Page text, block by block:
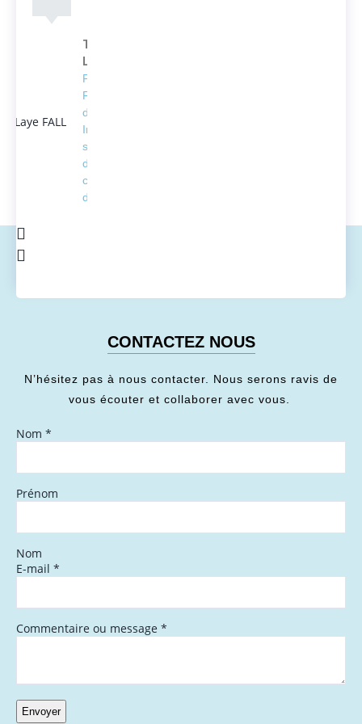
Thierno
Laye FALL
Président
Fondateur
d'ACTEDUS,
Ingénieur
spécialisé
dans la
conversion
de l'énergie
CONTACTEZ NOUS
N’hésitez pas à nous contacter. Nous serons ravis de
vous écouter et collaborer avec vous.
Nom *
Prénom
Nom
E-mail *
Commentaire ou message *
Envoyer